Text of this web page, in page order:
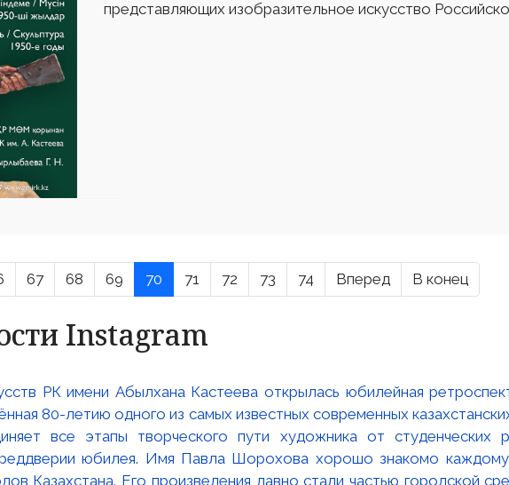
представляющих изобразительное искусство
67 68 69 70 71 72 73 74 Вперед В конец
Instagram